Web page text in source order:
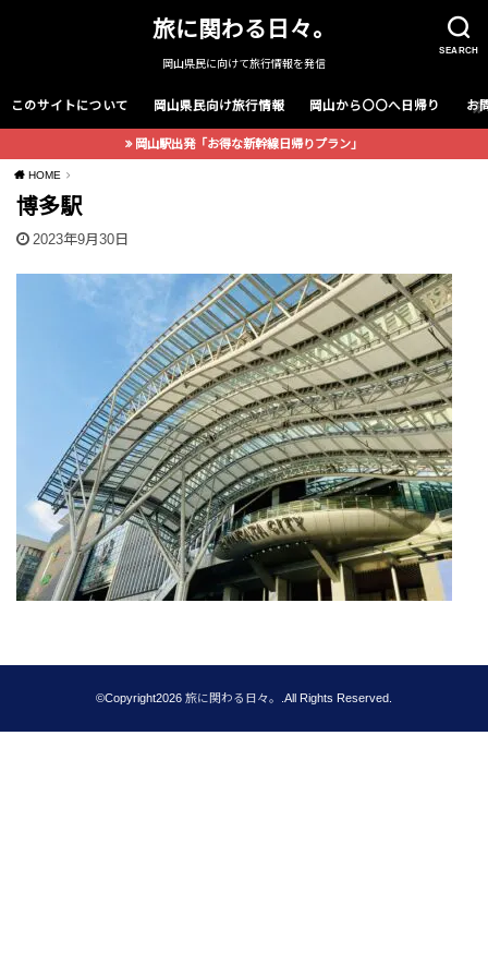
SEARCH
旅に関わる日々。
岡山県民に向けて旅行情報を発信
このサイトについて 岡山県民向け旅行情報 岡山から〇〇へ日帰り お
岡山駅出発「お得な新幹線日帰りプラン」
HOME
博多駅
2023年9月30日
©Copyright2026 旅に関わる日々。 .All Rights Reserved.